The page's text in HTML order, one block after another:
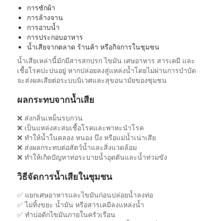
การซักผ้า
การล้างจาน
การอาบน้ำ
การประกอบอาหาร
น้ำเสียจากตลาด ร้านค้า หรือกิจการในชุมชน
น้ำเสียเหล่านี้มักมีสารสกปรก ไขมัน เศษอาหาร สารเคมี และ
เชื้อโรคปะปนอยู่ หากปล่อยลงสู่แหล่งน้ำโดยไม่ผ่านการบำบัด
จะส่งผลเสียต่อระบบนิเวศและสุขอนามัยของชุมชน
ผลกระทบจากน้ำเสีย
❌ ส่งกลิ่นเหม็นรบกวน
❌ เป็นแหล่งสะสมเชื้อโรคและพาหะนำโรค
❌ ทำให้น้ำในคลอง หนอง บึง หรือแม่น้ำเน่าเสีย
❌ ส่งผลกระทบต่อสัตว์น้ำและสิ่งแวดล้อม
❌ ทำให้เกิดปัญหาท่อระบายน้ำอุดตันและน้ำท่วมขัง
วิธีจัดการน้ำเสียในชุมชน
✅ แยกเศษอาหารและไขมันก่อนปล่อยน้ำลงท่อ
✅ ไม่ทิ้งขยะ น้ำมัน หรือสารเคมีลงแหล่งน้ำ
✅ ทำบ่อดักไขมันภายในครัวเรือน